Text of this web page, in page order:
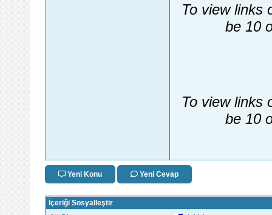
To view links
be 10
To view links
be 10
Yeni Konu Yeni Cevap
İçeriği Sosyalleştir